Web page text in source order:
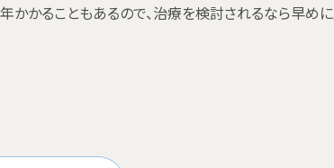
かかることもあるので、治療を検討されるなら早め